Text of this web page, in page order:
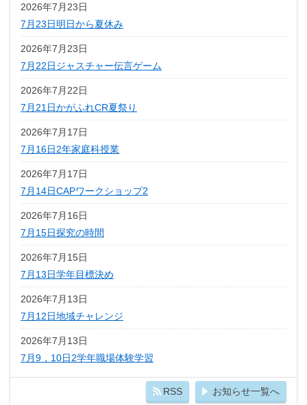
2026年7月23日
7月23日明日から夏休み
2026年7月23日
7月22日ジャスチャー伝言ゲーム
2026年7月22日
7月21日かがふれCR夏祭り
2026年7月17日
7月16日2年家庭科授業
2026年7月17日
7月14日CAPワークショップ2
2026年7月16日
7月15日探究の時間
2026年7月15日
7月13日学年目標決め
2026年7月13日
7月12日地域チャレンジ
2026年7月13日
7月9，10日2学年職場体験学習
RSS お知らせ一覧へ